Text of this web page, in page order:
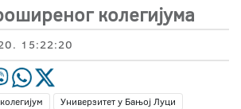
колегијума
15:22:20
Универзитет у Бањој Луци